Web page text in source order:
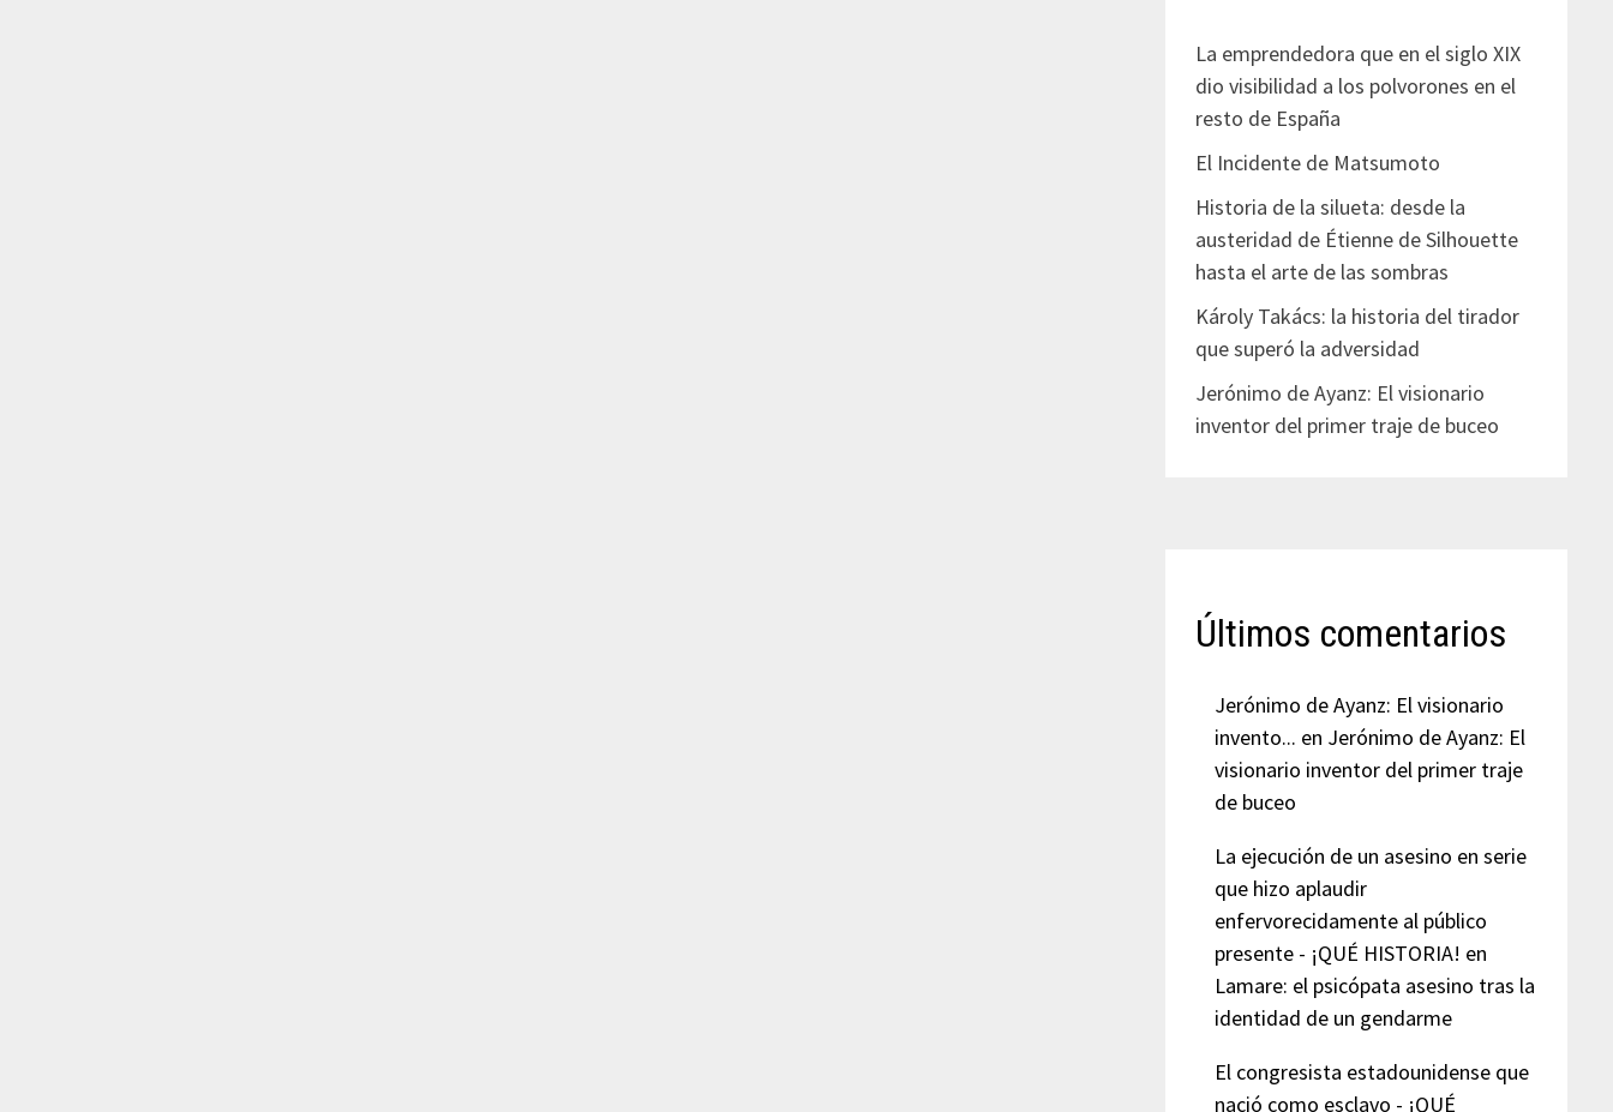
La emprendedora que en el siglo XIX
dio visibilidad a los polvorones en el
resto de España
El Incidente de Matsumoto
Historia de la silueta: desde la
austeridad de Étienne de Silhouette
hasta el arte de las sombras
Károly Takács: la historia del tirador
que superó la adversidad
Jerónimo de Ayanz: El visionario
inventor del primer traje de buceo
Últimos comentarios
Jerónimo de Ayanz: El visionario
invento... en Jerónimo de Ayanz: El
visionario inventor del primer traje
de buceo
La ejecución de un asesino en serie
que hizo aplaudir
enfervorecidamente al público
presente - ¡QUÉ HISTORIA! en
Lamare: el psicópata asesino tras la
identidad de un gendarme
El congresista estadounidense que
nació como esclavo - ¡QUÉ